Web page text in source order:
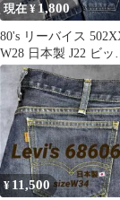
現在 ¥ 1,800
80's リーバイス
W28 日本製 J22 ビッ
E 赤耳 復刻
¥ 11,500